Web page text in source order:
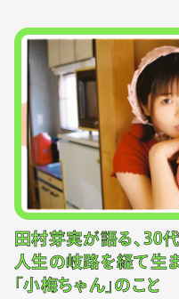
田村芽実が語る、30
人生の岐路を経て生
「小梅ちゃん」のこと